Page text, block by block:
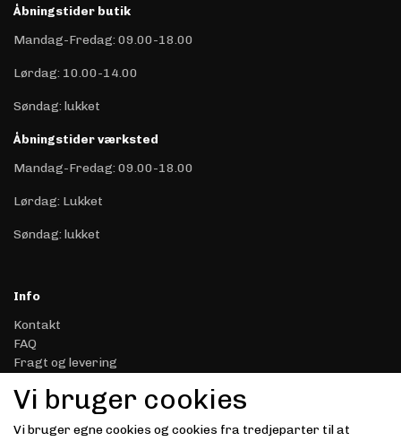
Åbningstider butik
Mandag-Fredag: 09.00-18.00
Lørdag: 10.00-14.00
Søndag: lukket
Åbningstider værksted
Mandag-Fredag: 09.00-18.00
Lørdag: Lukket
Søndag: lukket
Info
Kontakt
FAQ
Fragt og levering
Handelsbetingelser
Datasikkerhed & Privatliv
Gavekort
Vi bruger cookies
Vi bruger egne cookies og cookies fra tredjeparter til at